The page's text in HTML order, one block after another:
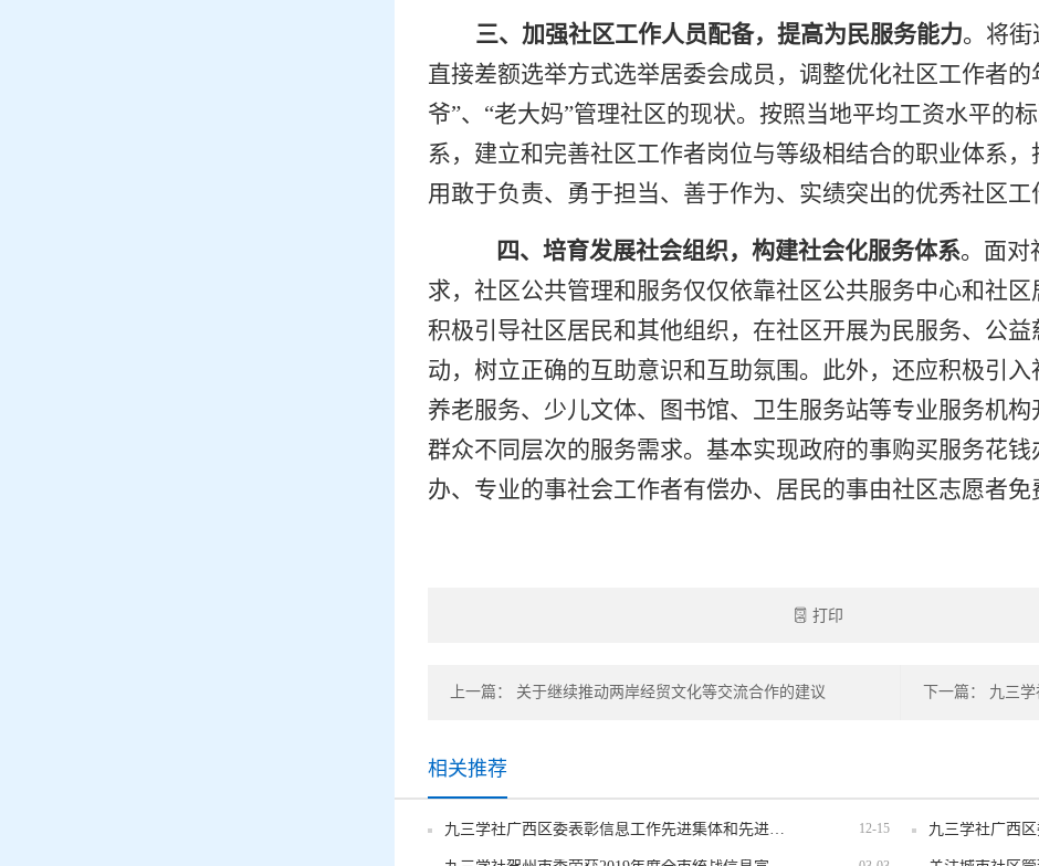
三、加强社区工作人员配备，提高为民服务能力。将
直接差额选举方式选举居委会成员，调整优化社区工作者
爷”、“老大妈”管理社区的现状。按照当地平均工资水平的
系，建立和完善社区工作者岗位与等级相结合的职业体系
用敢于负责、勇于担当、善于作为、实绩突出的优秀社区工
四、培育发展社会组织，构建社会化服务体系。面对
求，社区公共管理和服务仅仅依靠社区公共服务中心和社
积极引导社区居民和其他组织，在社区开展为民服务、公
动，树立正确的互助意识和互助氛围。此外，还应积极引
养老服务、少儿文体、图书馆、卫生服务站等专业服务机
群众不同层次的服务需求。基本实现政府的事购买服务花
办、专业的事社会工作者有偿办、居民的事由社区志愿者免
打印
上一篇： 关于继续推动两岸经贸文化等交流合作的建议
相关推荐
12-15